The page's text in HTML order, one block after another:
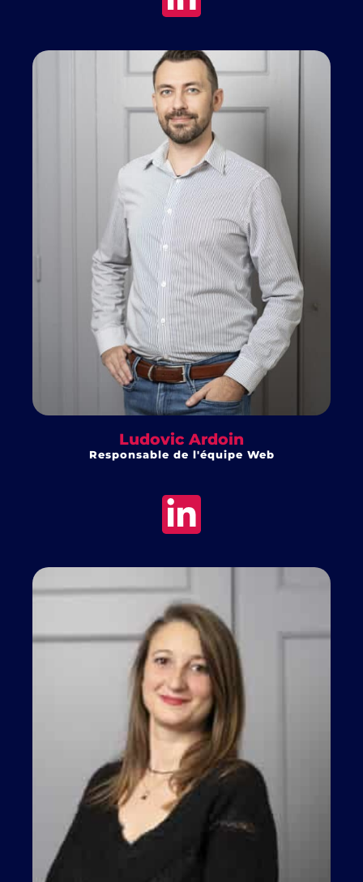
Ludovic Ardoin
Responsable de l'équipe Web